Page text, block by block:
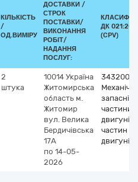
КІЛЬКІСТЬ
/
ОД.ВИМІРУ
ДОСТАВКИ /
СТРОК
ПОСТАВКИ/
ВИКОНАННЯ
РОБІТ/
НАДАННЯ
ПОСЛУГ:
ДК
(CPV)
2
штука
10014 Україна
Житомирська
область м.
Житомир
вул. Велика
Бердичівська
17А
по 14-05-
2026
Механічні
запасні
частини,
двигунів і
частин
двигунів